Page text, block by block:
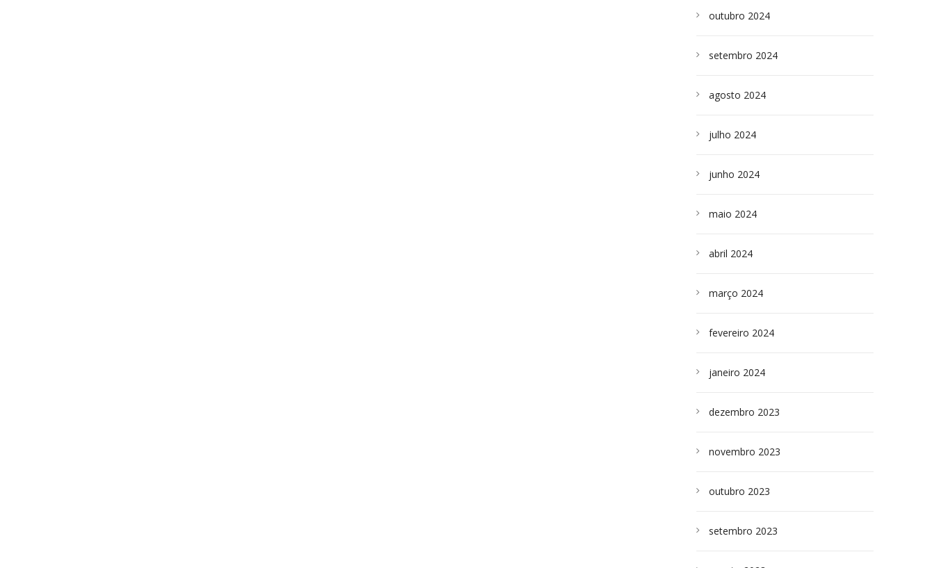
outubro 2024
setembro 2024
agosto 2024
julho 2024
junho 2024
maio 2024
abril 2024
março 2024
fevereiro 2024
janeiro 2024
dezembro 2023
novembro 2023
outubro 2023
setembro 2023